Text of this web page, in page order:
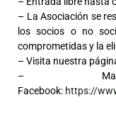
– La Asociación se
los socios o no
comprometidas y la
– Visita nuestra
–
Facebook: https://